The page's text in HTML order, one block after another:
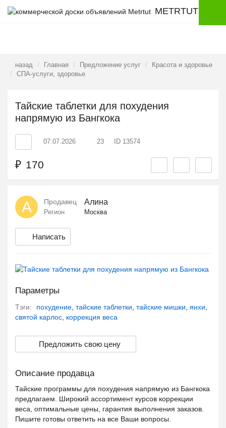
METRTUT
назад Главная Предложение услуг
Красота и здоровье
СПА-услуги, здоровье
Тайские таблетки для похудения
напрямую из Бангкока
07.07.2026 23 ID 13574
₽ 170
А Продавец Алина
Регион Москва
Написать
Параметры
Тэги: похудение, тайские таблетки, тайские мишки, янхи,
святой карлос, коррекция веса
Предложить свою цену
Описание продавца
Тайские программы для похудения напрямую из Бангкока
предлагаем. Широкий ассортимент курсов коррекции
веса, оптимальные цены, гарантия выполнения заказов.
Пишите готовы ответить на все Ваши вопросы.